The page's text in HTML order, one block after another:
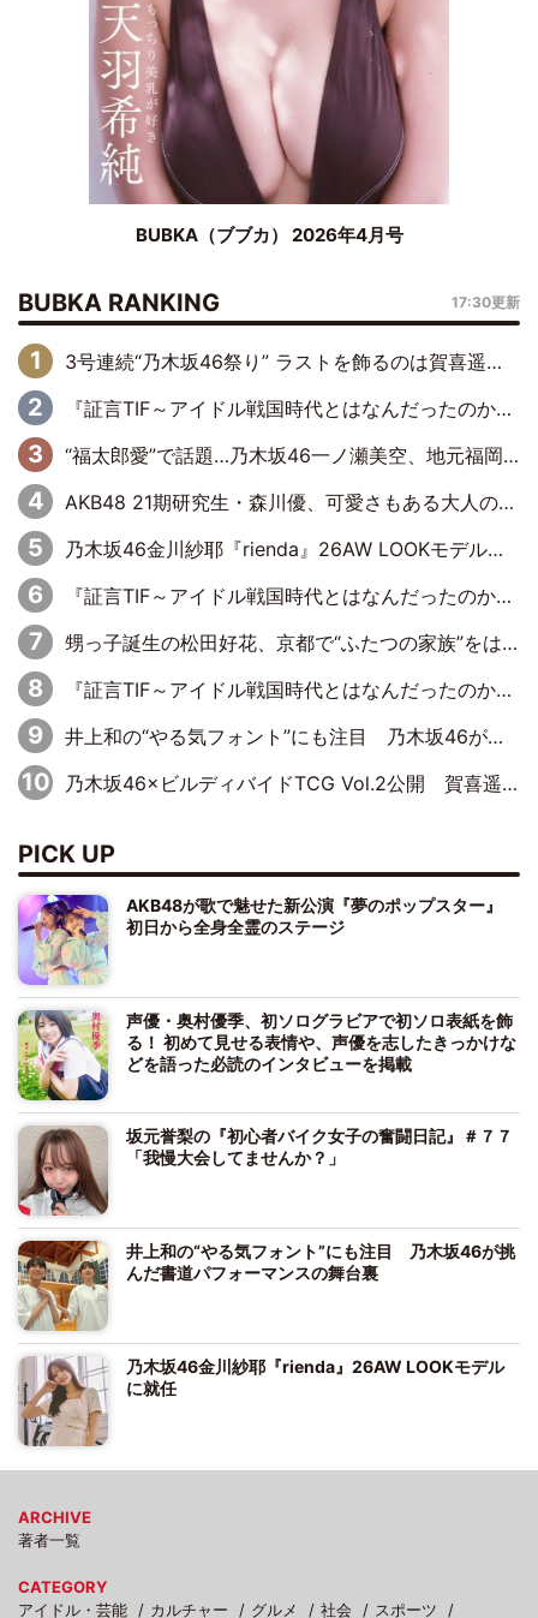
BUBKA（ブブカ） 2026年4月号
BUBKA RANKING 17:30更新
3号連続“乃木坂46祭り” ラストを飾るのは賀喜遥香…5年ぶりの登場に「5年分大人になった私を見ていただけたら」
『証言TIF～アイドル戦国時代とはなんだったのか～』第6回：でんぱ組.inc・古川未鈴×相沢梨紗「『ハロプロやりたかったな』って言ったら、夢眠ねむさんに『てめえはでんぱ組．incなんだよ！』って肩パンされて(笑)」
“福太郎愛”で話題…乃木坂46一ノ瀬美空、地元福岡『めんべい25周年トップサポーター』に就任
AKB48 21期研究生・森川優、可愛さもある大人の女性に
乃木坂46金川紗耶『rienda』26AW LOOKモデルに就任
『証言TIF～アイドル戦国時代とはなんだったのか～』第11回：私立恵比寿中学・真山りか×安本彩花「TIFで10年ぶりのキョンシーメイクをしたら、場を完全に引かせてしまって。時代が変わったんだなって」
甥っ子誕生の松田好花、京都で“ふたつの家族”をはしご！ “母”黒谷友香に見送られ、“父”松岡昌宏とはハシゴ酒
『証言TIF～アイドル戦国時代とはなんだったのか～』第10回：さくら学院・武藤彩未×飯田らうら「正直、中3で辞めるというのを信じてなくて。そう言われてはいたけど、嘘でしょって」
井上和の“やる気フォント”にも注目 乃木坂46が挑んだ書道パフォーマンスの舞台裏
乃木坂46×ビルディバイドTCG Vol.2公開 賀喜遥香＆田村真佑が『京まふ』ステージに登壇
PICK UP
AKB48が歌で魅せた新公演『夢のポップスター』
初日から全身全霊のステージ
声優・奥村優季、初ソログラビアで初ソロ表紙を飾
る！ 初めて見せる表情や、声優を志したきっかけな
どを語った必読のインタビューを掲載
坂元誉梨の『初心者バイク女子の奮闘日記』＃７７
「我慢大会してませんか？」
井上和の“やる気フォント”にも注目 乃木坂46が挑
んだ書道パフォーマンスの舞台裏
乃木坂46金川紗耶『rienda』26AW LOOKモデル
に就任
ARCHIVE
著者一覧
CATEGORY
アイドル・芸能
カルチャー グルメ 社会 スポーツ